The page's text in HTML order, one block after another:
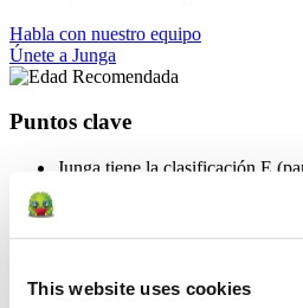
This website uses cookies
Habla con nuestro equipo
Únete a Junga
Puntos clave
Junga tiene la clasificación E
Junga está diseñado para que
pretende ser un espacio